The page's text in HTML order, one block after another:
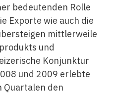
bedeutenden Rolle
Exporte wie auch die
mittlerweile
und
Konjunktur
und 2009 erlebte
Quartalen den